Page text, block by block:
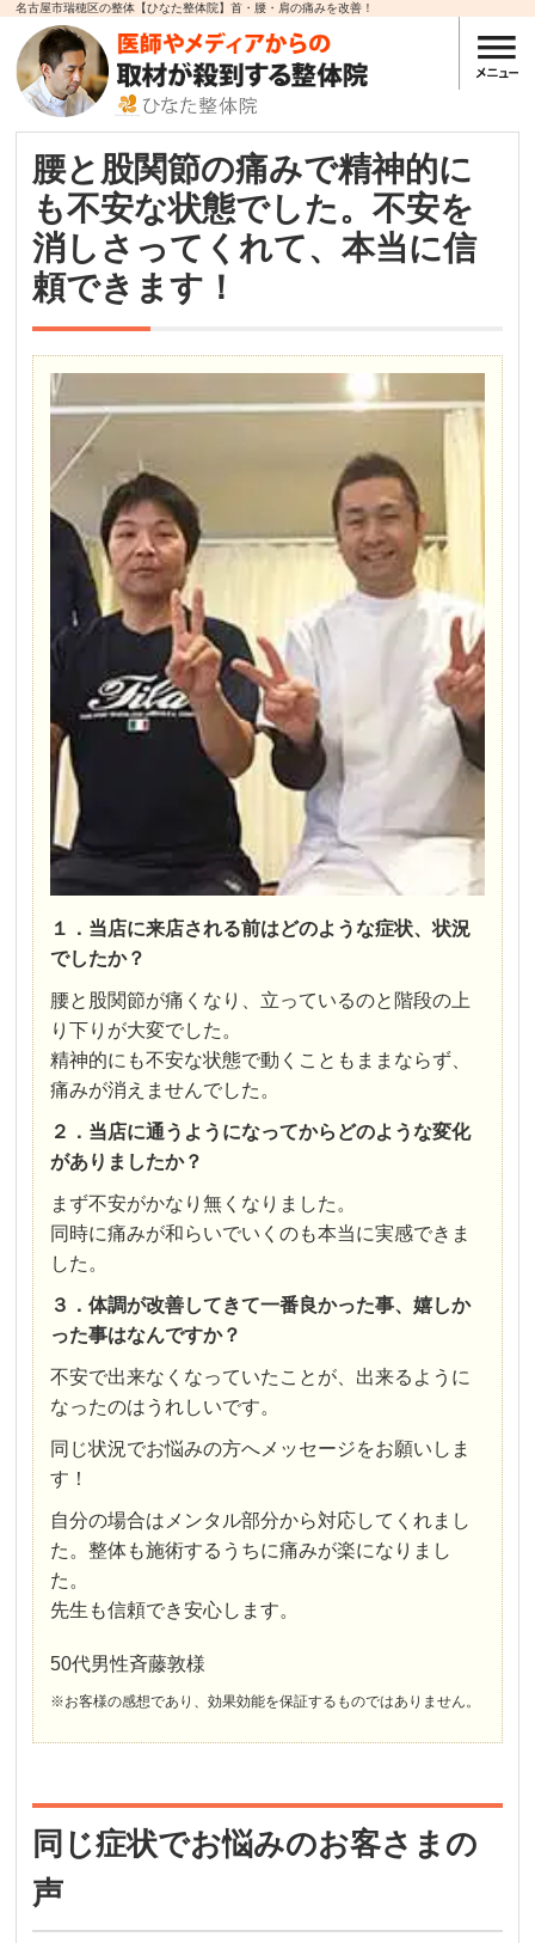
名古屋市瑞穂区の整体【ひなた整体院】首・腰・肩の痛みを改善！
腰と股関節の痛みで精神的に
も不安な状態でした。不安を
消しさってくれて、本当に信
頼できます！
１．当店に来店される前はどのような症状、状況
でしたか？
腰と股関節が痛くなり、立っているのと階段の上
り下りが大変でした。
精神的にも不安な状態で動くこともままならず、
痛みが消えませんでした。
２．当店に通うようになってからどのような変化
がありましたか？
まず不安がかなり無くなりました。
同時に痛みが和らいでいくのも本当に実感できま
した。
３．体調が改善してきて一番良かった事、嬉しか
った事はなんですか？
不安で出来なくなっていたことが、出来るように
なったのはうれしいです。
同じ状況でお悩みの方へメッセージをお願いしま
す！
自分の場合はメンタル部分から対応してくれまし
た。整体も施術するうちに痛みが楽になりまし
た。
先生も信頼でき安心します。
50代男性斉藤敦様
※お客様の感想であり、効果効能を保証するものではありません。
同じ症状でお悩みのお客さまの
声